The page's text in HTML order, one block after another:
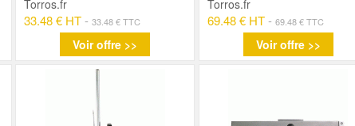
Torros.fr
33.48 € HT-33.48 € TTC
Voir offre >>
Torros.fr
69.48 € HT - 69.48 € TTC
Voir offre >>